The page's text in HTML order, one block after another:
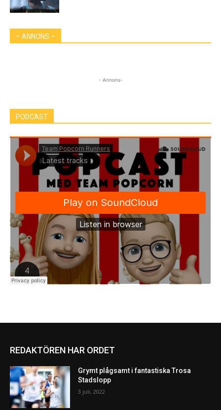
– ANNONS –
- Annons-
PODCAST
REDAKTÖREN HAR ORDET
Grymt plågsamt i fantastiska Trosa
Stadslopp
3 juli, 2022